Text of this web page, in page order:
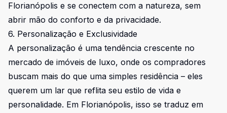
Florianópolis e se conectem com a natureza, sem
abrir mão do conforto e da privacidade.
6. Personalização e Exclusividade
A personalização é uma tendência crescente no
mercado de imóveis de luxo, onde os compradores
buscam mais do que uma simples residência – eles
querem um lar que reflita seu estilo de vida e
personalidade. Em Florianópolis, isso se traduz em